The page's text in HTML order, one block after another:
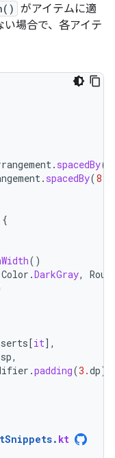
がアイテムに適
場合で、各アイテ
. spacedBy(
. spacedBy(8.
{
()
Color .DarkGray,
[it] ,
sp,
.padding(3.dp)
. kt